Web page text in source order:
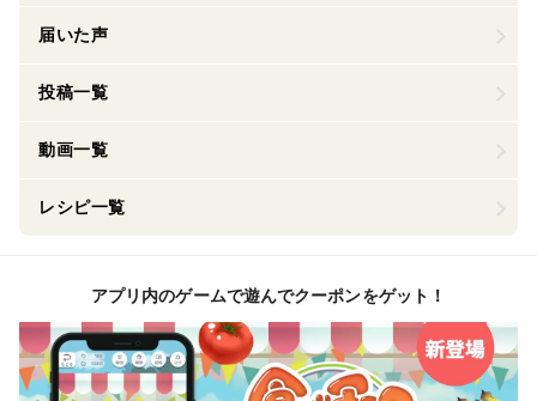
届いた声
投稿一覧
動画一覧
レシピ一覧
アプリ内のゲームで遊んでクーポンをゲット！